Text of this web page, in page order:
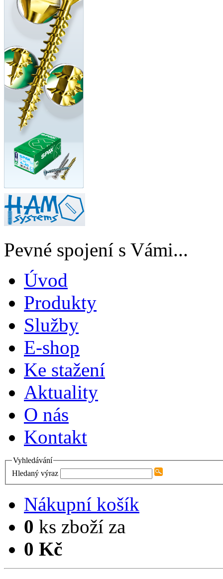
Pevné spojení s Vámi...
Úvod
Produkty
Služby
E-shop
Ke stažení
Aktuality
O nás
Kontakt
Vyhledávání
Hledaný výraz
Nákupní košík
0 ks zboží za
0 Kč